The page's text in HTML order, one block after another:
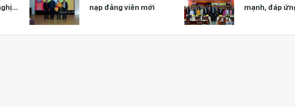
nạp đảng viên mới
mạnh, đáp ứng yêu cầu
đổi mới giáo dục